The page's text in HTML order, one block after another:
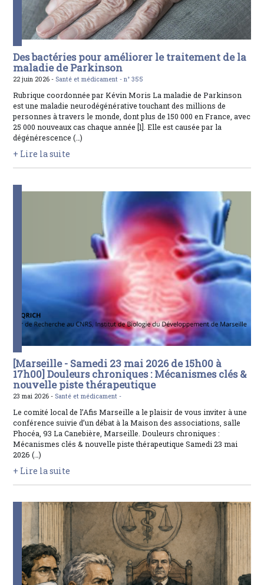
Des bactéries pour améliorer le traitement de la
maladie de Parkinson
22 juin 2026 - Santé et médicament -n° 355
Rubrique coordonnée par Kévin Moris La maladie de Parkinson
est une maladie neurodégénérative touchant des millions de
personnes à travers le monde, dont plus de 150 000 en France, avec
25 000 nouveaux cas chaque année [1]. Elle est causée par la
dégénérescence (…)
+ Lire la suite
[Marseille - Samedi 23 mai 2026 de 15h00 à
17h00] Douleurs chroniques : Mécanismes clés &
nouvelle piste thérapeutique
23 mai 2026 - Santé et médicament -
Le comité local de l’Afis Marseille a le plaisir de vous inviter à une
conférence suivie d’un débat à la Maison des associations, salle
Phocéa, 93 La Canebière, Marseille. Douleurs chroniques :
Mécanismes clés & nouvelle piste thérapeutique Samedi 23 mai
2026 (…)
+ Lire la suite